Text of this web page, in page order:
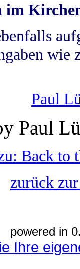
im
wie
Paul
Paul
Back to
zurück
powered in
Ihre